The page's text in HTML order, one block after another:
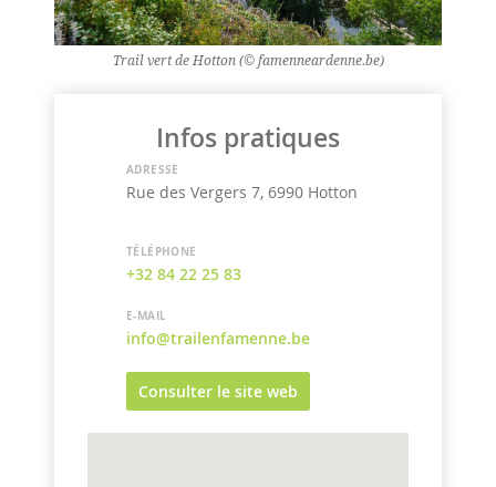
Trail vert de Hotton (© famenneardenne.be)
Infos pratiques
ADRESSE
Rue des Vergers 7, 6990 Hotton
TÉLÉPHONE
+32 84 22 25 83
E-MAIL
info@trailenfamenne.be
Consulter le site web